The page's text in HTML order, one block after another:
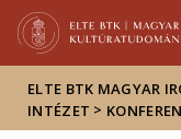
ELTE BTK MAGYAR
INTÉZET >